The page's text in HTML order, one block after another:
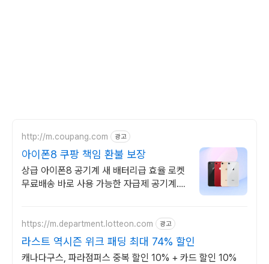
http://m.coupang.com 광고
아이폰8 쿠팡 책임 환불 보장
상급 아이폰8 공기계 새 배터리급 효율 로켓
무료배송 바로 사용 가능한 자급제 공기계.
https://m.department.lotteon.com 광고
라스트 역시즌 위크 패딩 최대 74% 할인
캐나다구스, 파라점퍼스 중복 할인 10% + 카드 할인 10%